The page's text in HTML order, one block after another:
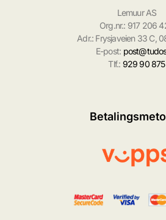
Lemuur AS
Org.nr.: 917 206
Adr.: Frysjaveien 33 C,
E-post:
Tlf.: 929 90 875